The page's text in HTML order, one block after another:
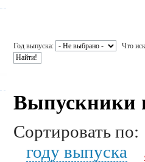
Год выпуска: Что
Выпускники
Сортировать
году выпуска